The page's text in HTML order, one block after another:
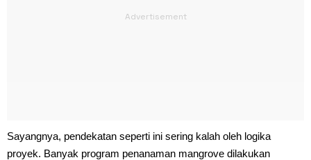
Sayangnya, pendekatan seperti ini sering kalah oleh logika
proyek. Banyak program penanaman mangrove dilakukan